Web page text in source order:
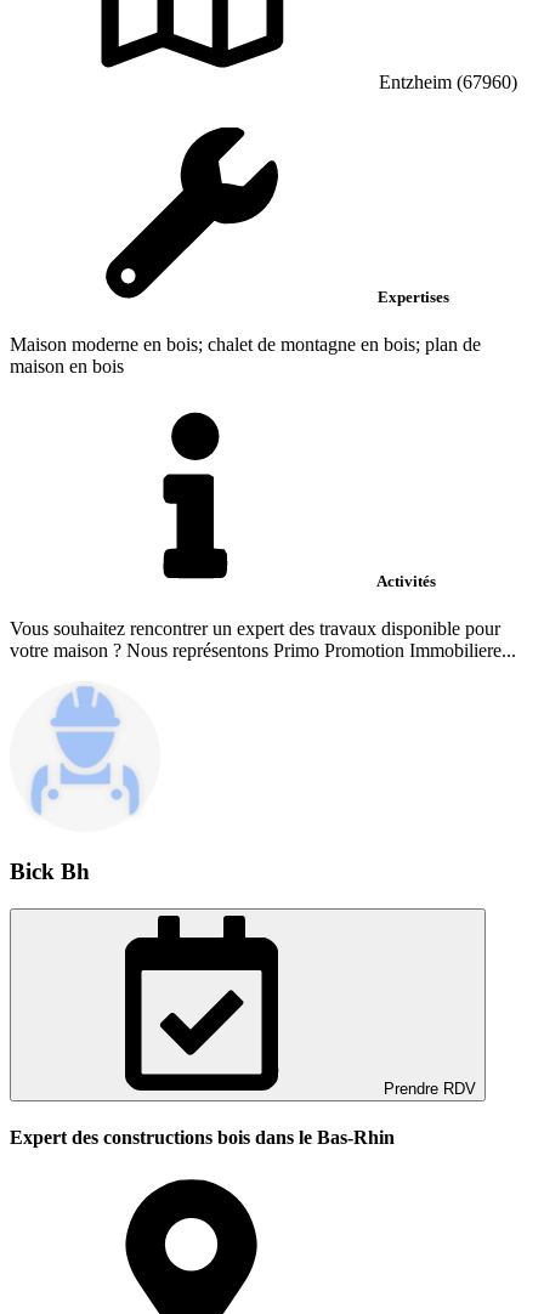
Entzheim (67960)
Expertises
Maison moderne en bois; chalet de montagne en bois; plan de
maison en bois
Activités
Vous souhaitez rencontrer un expert des travaux disponible pour
votre maison ? Nous représentons Primo Promotion Immobiliere...
Bick Bh
Prendre RDV
Expert des constructions bois dans le Bas-Rhin